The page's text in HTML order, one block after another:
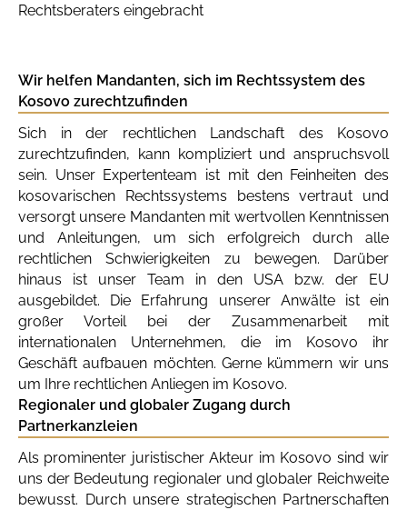
Rechtsberaters eingebracht
Wir helfen Mandanten, sich im Rechtssystem des
Kosovo zurechtzufinden
Sich in der rechtlichen Landschaft des Kosovo
zurechtzufinden, kann kompliziert und anspruchsvoll
sein. Unser Expertenteam ist mit den Feinheiten des
kosovarischen Rechtssystems bestens vertraut und
versorgt unsere Mandanten mit wertvollen Kenntnissen
und Anleitungen, um sich erfolgreich durch alle
rechtlichen Schwierigkeiten zu bewegen. Darüber
hinaus ist unser Team in den USA bzw. der EU
ausgebildet. Die Erfahrung unserer Anwälte ist ein
großer Vorteil bei der Zusammenarbeit mit
internationalen Unternehmen, die im Kosovo ihr
Geschäft aufbauen möchten. Gerne kümmern wir uns
um Ihre rechtlichen Anliegen im Kosovo.
Regionaler und globaler Zugang durch
Partnerkanzleien
Als prominenter juristischer Akteur im Kosovo sind wir
uns der Bedeutung regionaler und globaler Reichweite
bewusst. Durch unsere strategischen Partnerschaften